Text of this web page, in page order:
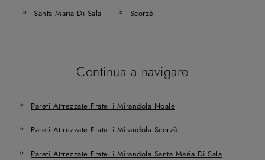
Santa Maria Di Sala Scorzè
Continua a navigare
Pareti Attrezzate Fratelli Mirandola Noale
Pareti Attrezzate Fratelli Mirandola Scorzè
Pareti Attrezzate Fratelli Mirandola Santa Maria Di Sala